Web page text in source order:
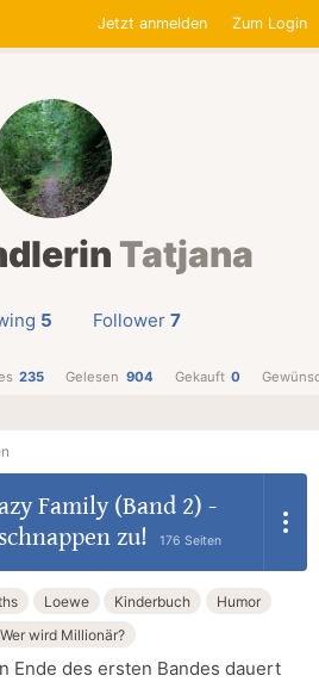
Jetzt anmelden Zum Login
Tatjana
5 Follower 7
235 Gelesen 904 Gekauft 0
Family (Band 2) -
zu!
176 Seiten
Loewe Kinderbuch
Humor
Wer wird Millionär?
Ende des ersten Bandes dauert